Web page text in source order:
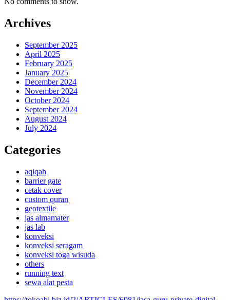
Archives
September 2025
April 2025
February 2025
January 2025
December 2024
November 2024
October 2024
September 2024
August 2024
July 2024
Categories
aqiqah
barrier gate
cetak cover
custom quran
geotextile
jas almamater
jas lab
konveksi
konveksi seragam
konveksi toga wisuda
others
running text
sewa alat pesta